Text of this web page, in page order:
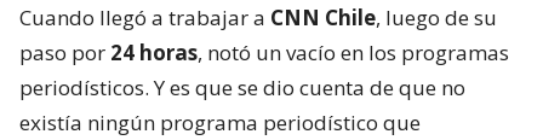
Cuando llegó a trabajar a CNN Chile, luego de su
paso por 24 horas, notó un vacío en los programas
periodísticos. Y es que se dio cuenta de que no
existía ningún programa periodístico que